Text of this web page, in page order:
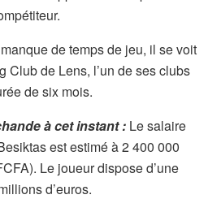
de temps de jeu, il se voit
Club de Lens, l’un de ses clubs
de six mois.
à cet instant : Le salaire
est estimé à 2 400 000
Le joueur dispose d’une
d’euros.